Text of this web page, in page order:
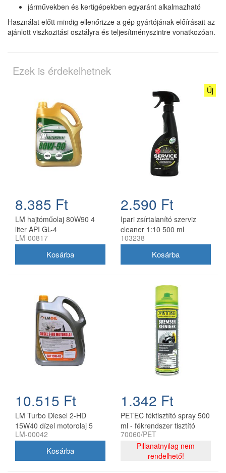
járművekben és kertigépekben egyaránt alkalmazható
Használat előtt mindig ellenőrizze a gép gyártójának előírásait az
ajánlott viszkozitási osztályra és teljesítményszintre vonatkozóan.
Ezek is érdekelhetnek
8.385 Ft
LM hajtóműolaj 80W90 4
liter API GL-4
LM-00817
Új
2.590 Ft
Ipari zsírtalanító szerviz
cleaner 1:10 500 ml
szórófejjel
103238
10.515 Ft
LM Turbo Diesel 2-HD
15W40 dízel motorolaj 5
liter
LM-00042
1.342 Ft
PETEC féktisztító spray 500
ml - fékrendszer tisztító
aeroszol
70060/PET
Pillanatnyilag nem
rendelhető!